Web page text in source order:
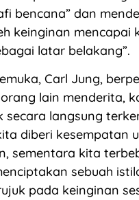
bencana” dan
keinginan mencapai
latar belakang”.
Carl Jung,
lain menderita,
langsung
diberi kesempatan
sementara kita
sebuah
pada keinginan